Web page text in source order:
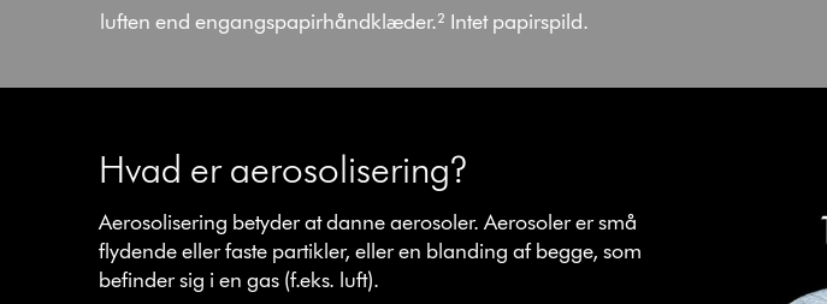
luften end engangspapirhåndklæder.² Intet papirspild.
Hvad er aerosolisering?
Aerosolisering betyder at danne aerosoler. Aerosoler er små
flydende eller faste partikler, eller en blanding af begge, som
befinder sig i en gas (f.eks. luft).